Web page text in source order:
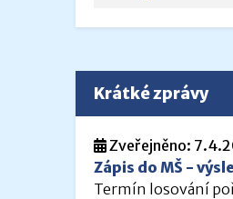
Krátké zprávy
Zveřejněno:
Zápis do MŠ -
Termín losování